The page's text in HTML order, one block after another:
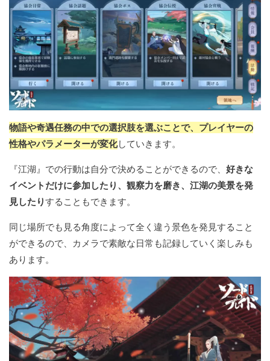
物語や奇遇任務の中での選択肢を選ぶことで、プレイヤーの
性格やパラメーターが変化していきます。
『江湖』での行動は自分で決めることができるので、 好きな
イベントだけに参加したり、観察力を磨き、江湖の美景を発
見したりすることもできます。
同じ場所でも見る角度によって全く違う景色を発見すること
ができるので、カメラで素敵な日常も記録していく楽しみも
あります。